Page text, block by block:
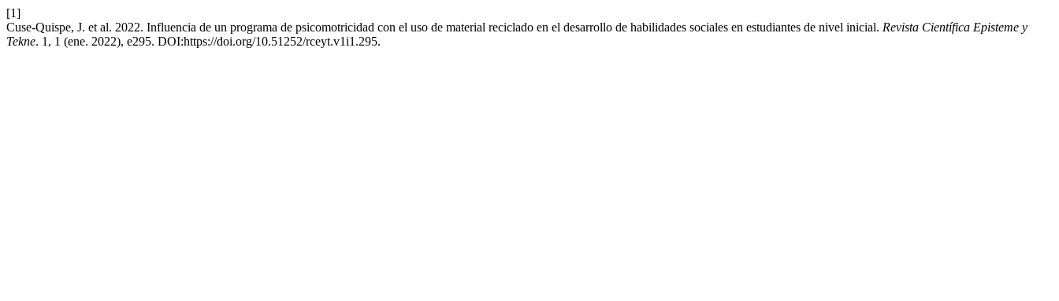
[1]
Cuse-Quispe, J. et al. 2022. Influencia de un programa de psicomotricidad con el uso de material reciclado en el desarrollo de habilidades sociales en estudiantes de nivel inicial. Revista Científica Episteme y
Tekne. 1, 1 (ene. 2022), e295. DOI:https://doi.org/10.51252/rceyt.v1i1.295.